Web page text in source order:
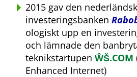
2015 gav den
investeringsbanken
ologiskt upp en
och lämnade den
teknikstartupen ŴŠ.COM
Enhanced Internet)